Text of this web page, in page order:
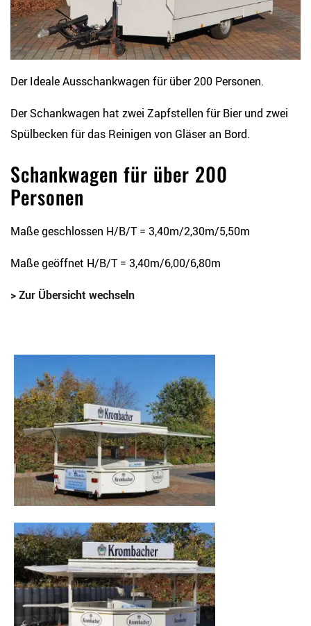
Der Ideale Ausschankwagen für über 200 Personen.
Der Schankwagen hat zwei Zapfstellen für Bier und zwei
Spülbecken für das Reinigen von Gläser an Bord.
Schankwagen für über 200
Personen
Maße geschlossen H/B/T = 3,40m/2,30m/5,50m
Maße geöffnet H/B/T = 3,40m/6,00/6,80m
> Zur Übersicht wechseln